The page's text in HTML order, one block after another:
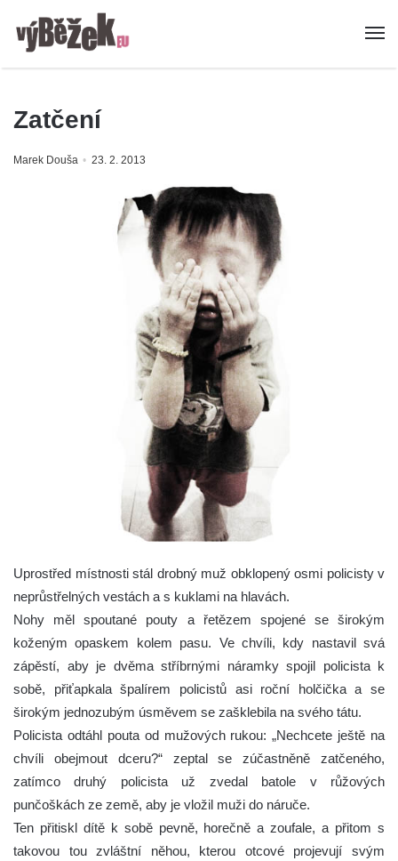
Zatčení
Marek Douša 23. 2. 2013
Uprostřed místnosti stál drobný muž obklopený osmi policisty v
neprůstřelných vestách a s kuklami na hlavách.
Nohy měl spoutané pouty a řetězem spojené se širokým
koženým opaskem kolem pasu. Ve chvíli, kdy nastavil svá
zápěstí, aby je dvěma stříbrnými náramky spojil policista k
sobě, přiťapkala špalírem policistů asi roční holčička a se
širokým jednozubým úsměvem se zašklebila na svého tátu.
Policista odtáhl pouta od mužových rukou: „Nechcete ještě na
chvíli obejmout dceru?“ zeptal se zúčastněně zatčeného,
zatímco druhý policista už zvedal batole v růžových
punčoškách ze země, aby je vložil muži do náruče.
Ten přitiskl dítě k sobě pevně, horečně a zoufale, a přitom s
takovou tou zvláštní něhou, kterou otcové projevují svým